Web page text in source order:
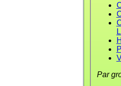
Par